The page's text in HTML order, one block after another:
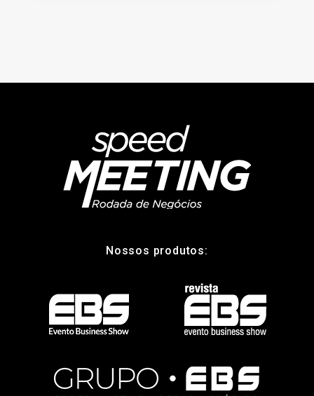
Nossos produtos: